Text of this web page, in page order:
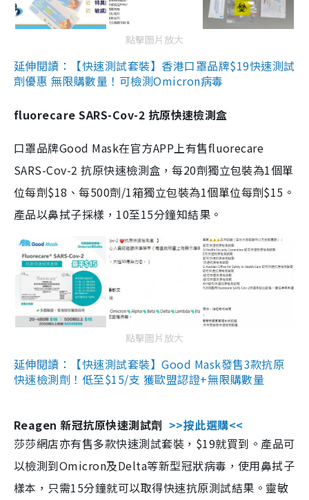
點擊圖片放大
延伸閱讀：【快速測試套裝】香港口罩品牌$19快速測試
劑優惠 無限購數量！可檢測Omicron病毒
fluorecare SARS-Cov-2 抗原快速檢測盒
口罩品牌Good Mask在官方APP上有售fluorecare
SARS-Cov-2 抗原快速檢測盒，每20劑獨立包裝為1個單
位每劑$18、每500劑/1箱獨立包裝為1個單位每劑$15。
產品以鼻拭子採樣，10至15分鐘知結果。
點擊圖片放大
延伸閱讀：【快速測試套裝】Good Mask發售3款抗原
快速檢測劑！低至$15/支 獲歐盟認證+無限購數量
Reagen 新冠抗原快速測試劑 >>按此選購<<
莎莎網店亦有售多款快速測試套裝，$19就買到。產品可
以檢測到Omicron及Delta等新型冠狀病毒，使用鼻拭子
樣本，只需15分鐘就可以取得快速抗原測試結果。靈敏